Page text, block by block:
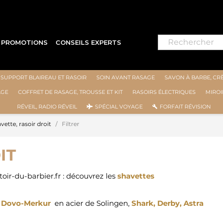
PROMOTIONS CONSEILS EXPERTS
SUPPORT BLAIREAU ET RASOIR SOIN AVANT RASAGE SAVON À BARBE,
COFFRET DE RASAGE, TROUSSE ET KIT RASOIRS ÉLECTRIQUES
RÉVEIL, RADIO RÉVEIL SPÉCIAL VOYAGE FORFAIT RÉVISION
rasoir droit Filtrer
du-barbier.fr : découvrez les shavettes
Dovo-Merkur en acier de Solingen, Shark, Derby, Astra